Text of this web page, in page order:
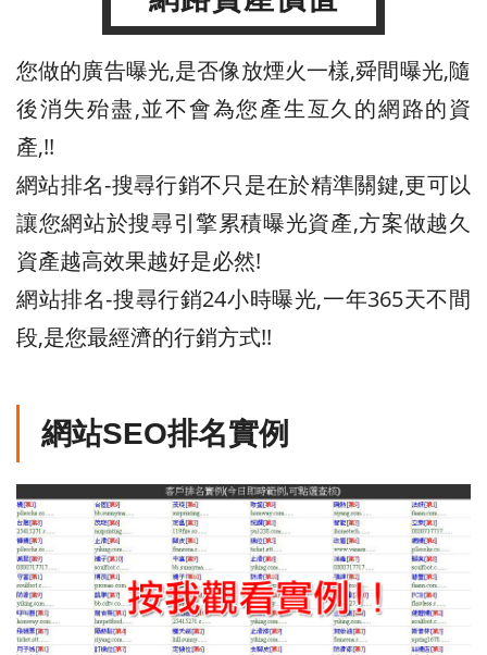
您做的廣告曝光,是否像放煙火一樣,舜間曝光,隨
後消失殆盡,並不會為您產生亙久的網路的資
產,!!
網站排名-搜尋行銷不只是在於精準關鍵,更可以
讓您網站於搜尋引擎累積曝光資產,方案做越久
資產越高效果越好是必然!
網站排名-搜尋行銷24小時曝光,一年365天不間
段,是您最經濟的行銷方式!!
網站SEO排名實例